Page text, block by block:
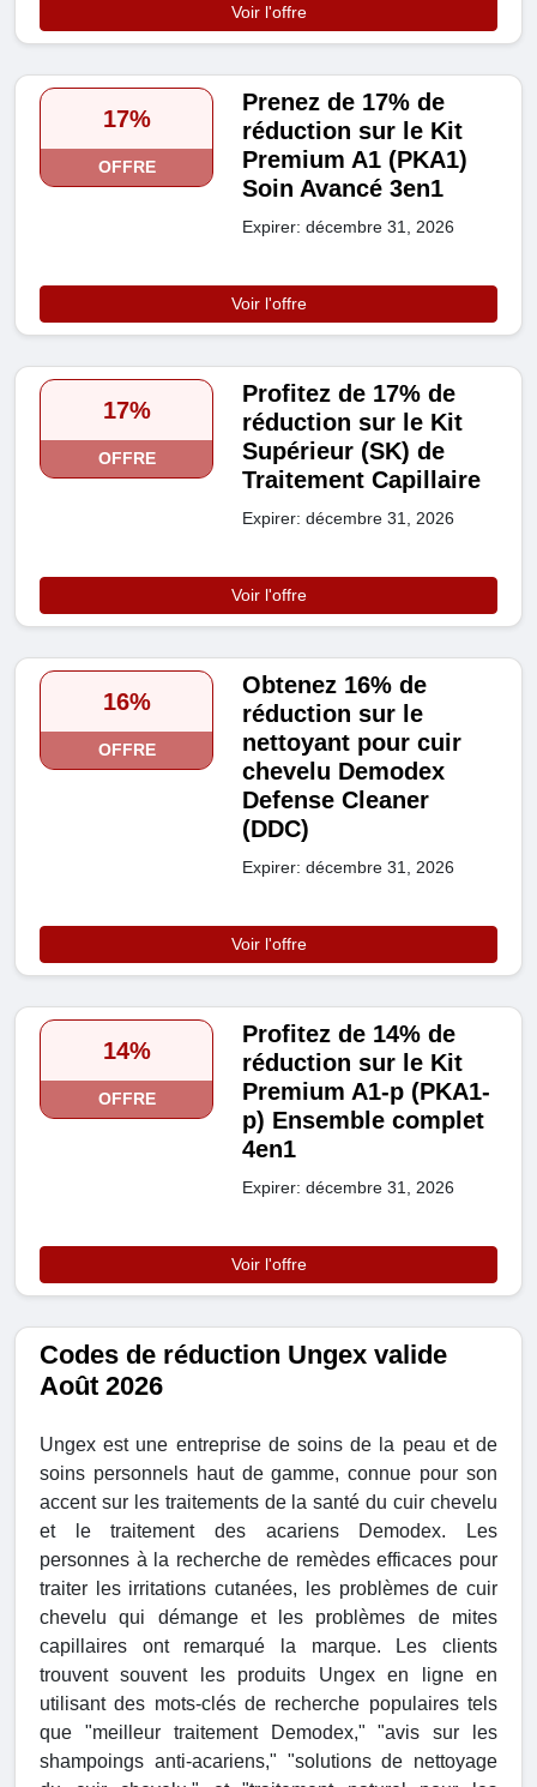
Voir l'offre
17%
OFFRE
Prenez de 17% de
réduction sur le Kit
Premium A1 (PKA1)
Soin Avancé 3en1
Expirer: décembre 31, 2026
Voir l'offre
17%
OFFRE
Profitez de 17% de
réduction sur le Kit
Supérieur (SK) de
Traitement Capillaire
Expirer: décembre 31, 2026
Voir l'offre
16%
OFFRE
Obtenez 16% de
réduction sur le
nettoyant pour cuir
chevelu Demodex
Defense Cleaner
(DDC)
Expirer: décembre 31, 2026
Voir l'offre
14%
OFFRE
Profitez de 14% de
réduction sur le Kit
Premium A1-p (PKA1-
p) Ensemble complet
4en1
Expirer: décembre 31, 2026
Voir l'offre
Codes de réduction Ungex valide
Août 2026
Ungex est une entreprise de soins de la peau et de
soins personnels haut de gamme, connue pour son
accent sur les traitements de la santé du cuir chevelu
et le traitement des acariens Demodex. Les
personnes à la recherche de remèdes efficaces pour
traiter les irritations cutanées, les problèmes de cuir
chevelu qui démange et les problèmes de mites
capillaires ont remarqué la marque. Les clients
trouvent souvent les produits Ungex en ligne en
utilisant des mots-clés de recherche populaires tels
que "meilleur traitement Demodex," "avis sur les
shampoings anti-acariens," "solutions de nettoyage